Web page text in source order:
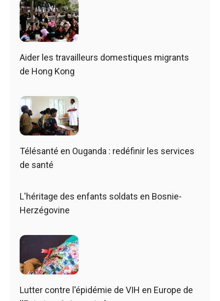
Aider les travailleurs domestiques migrants
de Hong Kong
Télésanté en Ouganda : redéfinir les services
de santé
L'héritage des enfants soldats en Bosnie-
Herzégovine
Lutter contre l'épidémie de VIH en Europe de